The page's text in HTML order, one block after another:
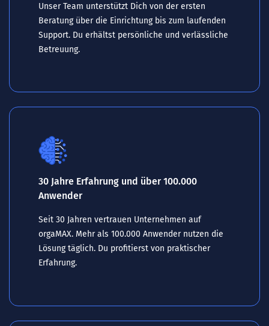
Unser Team unterstützt Dich von der ersten
Beratung über die Einrichtung bis zum laufenden
Support. Du erhältst persönliche und verlässliche
Betreuung.
30 Jahre Erfahrung und über 100.000
Anwender
Seit 30 Jahren vertrauen Unternehmen auf
orgaMAX. Mehr als 100.000 Anwender nutzen die
Lösung täglich. Du profitierst von praktischer
Erfahrung.